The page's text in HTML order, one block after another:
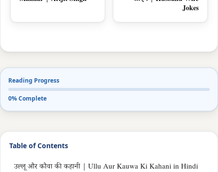
Jokes
Reading Progress
0% Complete
Table of Contents
उल्लू और कौवा की कहानी | Ullu Aur Kauwa Ki Kahani in Hindi